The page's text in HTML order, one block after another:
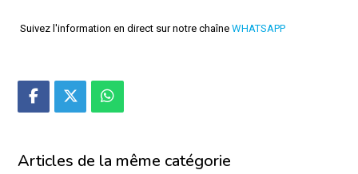
Suivez l'information en direct sur notre chaîne WHATSAPP
Articles de la même catégorie